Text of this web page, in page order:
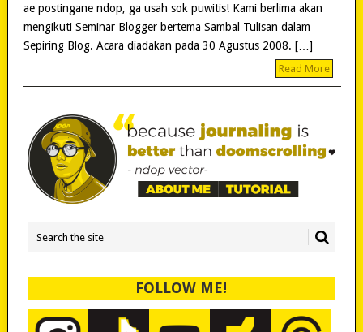
ae postingane ndop, ga usah sok puwitis! Kami berlima akan
mengikuti Seminar Blogger bertema Sambal Tulisan dalam
Sepiring Blog. Acara diadakan pada 30 Agustus 2008. […]
Read More
FOLLOW ME!